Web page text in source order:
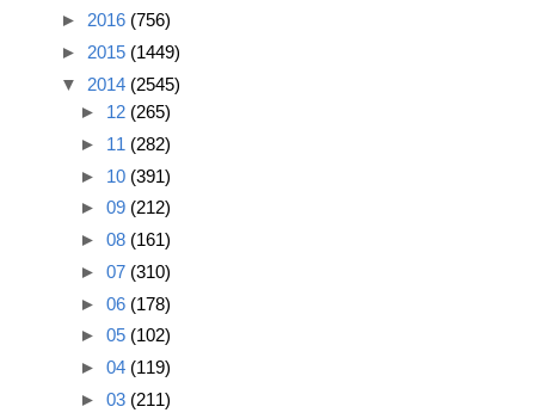
► 2016 (756)
► 2015 (1449)
▼ 2014 (2545)
► 12 (265)
► 11 (282)
► 10 (391)
► 09 (212)
► 08 (161)
► 07 (310)
► 06 (178)
► 05 (102)
► 04 (119)
► 03 (211)